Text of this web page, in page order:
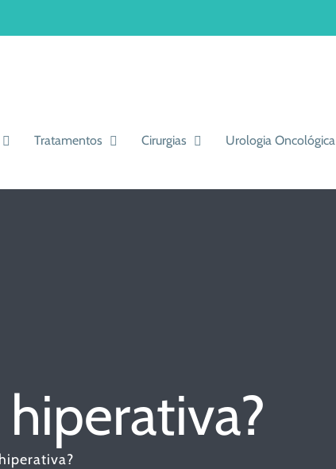
Tratamentos Cirurgias Urologia Oncológica